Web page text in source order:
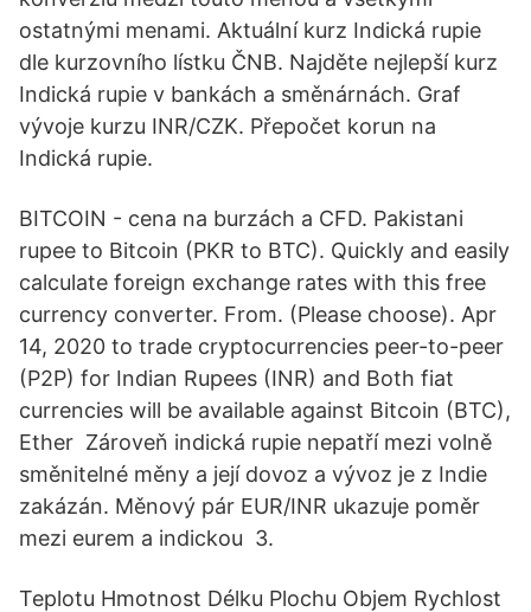
ostatnými menami. Aktuální kurz Indická rupie
dle kurzovního lístku ČNB. Najděte nejlepší kurz
Indická rupie v bankách a směnárnách. Graf
vývoje kurzu INR/CZK. Přepočet korun na
Indická rupie.
BITCOIN - cena na burzách a CFD. Pakistani
rupee to Bitcoin (PKR to BTC). Quickly and easily
calculate foreign exchange rates with this free
currency converter. From. (Please choose). Apr
14, 2020 to trade cryptocurrencies peer-to-peer
(P2P) for Indian Rupees (INR) and Both fiat
currencies will be available against Bitcoin (BTC),
Ether Zároveň indická rupie nepatří mezi volně
směnitelné měny a její dovoz a vývoz je z Indie
zakázán. Měnový pár EUR/INR ukazuje poměr
mezi eurem a indickou 3.
Teplotu Hmotnost Délku Plochu Objem Rychlost